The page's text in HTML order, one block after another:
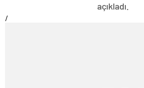
açıkladı.
/